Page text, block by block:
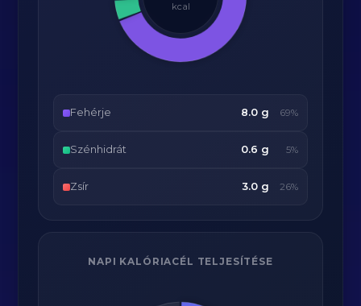
kcal
Fehérje 8.0 g 69%
Szénhidrát 0.6 g 5%
Zsír 3.0 g 26%
NAPI KALÓRIACÉL TELJESÍTÉSE